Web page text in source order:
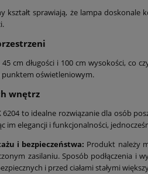
kształt sprawiają, że lampa
cm długości i 100 cm wysokości, co
punktem oświetleniowym.
wnętrz
6204 to idealne rozwiązanie dla osób
im elegancji i funkcjonalności,
i bezpieczeństwa: Produkt należy
zasilaniu. Sposób podłączenia
i przed ciałami stałymi